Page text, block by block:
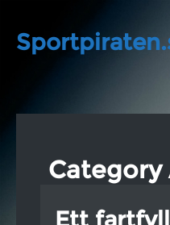
Category
Ett